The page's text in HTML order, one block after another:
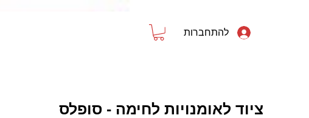
להתחברות
ציוד לאומנויות לחימה - סופלס